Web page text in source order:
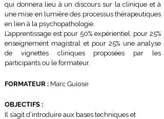
qui donnera lieu à un discours sur la clinique et à
une mise en lumière des processus thérapeutiques
en lien à la psychopathologie.
L’apprentissage est pour 50% expérientiel, pour 25%
enseignement magistral et pour 25% une analyse
de vignettes cliniques proposées par les
participants ou le formateur.
FORMATEUR : Marc Guiose
OBJECTIFS :
Il s’agit d’introduire aux bases techniques et